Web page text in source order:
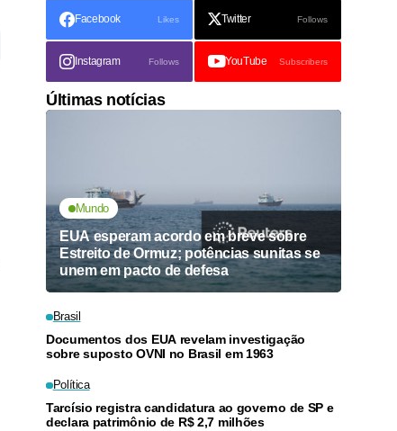
Facebook Likes Twitter Follows
Instagram Follows YouTube Subscribers
Últimas notícias
Mundo
EUA esperam acordo em breve sobre
Estreito de Ormuz; potências sunitas se
unem em pacto de defesa
Brasil
Documentos dos EUA revelam investigação
sobre suposto OVNI no Brasil em 1963
Política
Tarcísio registra candidatura ao governo de SP e
declara patrimônio de R$ 2,7 milhões